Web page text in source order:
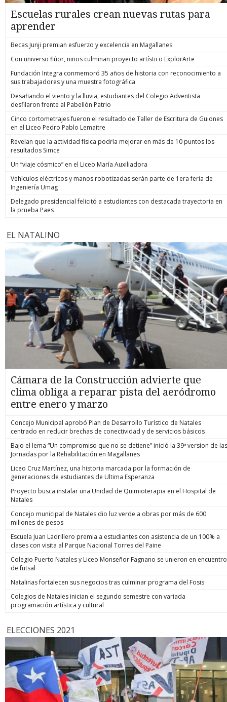
Escuelas rurales crean nuevas rutas para
aprender
Becas Junji premian esfuerzo y excelencia en Magallanes
Con universo flúor, niños culminan proyecto artístico ExplorArte
Fundación Integra conmemoró 35 años de historia con reconocimiento a
sus trabajadores y una muestra fotográfica
Desafiando el viento y la lluvia, estudiantes del Colegio Adventista
desfilaron frente al Pabellón Patrio
Cinco cortometrajes fueron el resultado de Taller de Escritura de Guiones
en el Liceo Pedro Pablo Lemaitre
Revelan que la actividad física podría mejorar en más de 10 puntos los
resultados Simce
Un “viaje cósmico” en el Liceo María Auxiliadora
Vehículos eléctricos y manos robotizadas serán parte de 1era feria de
Ingeniería Umag
Delegado presidencial felicitó a estudiantes con destacada trayectoria en
la prueba Paes
EL NATALINO
Cámara de la Construcción advierte que
clima obliga a reparar pista del aeródromo
entre enero y marzo
Concejo Municipal aprobó Plan de Desarrollo Turístico de Natales
centrado en reducir brechas de conectividad y de servicios básicos
Bajo el lema “Un compromiso que no se detiene” inició la 39ª version de las
Jornadas por la Rehabilitación en Magallanes
Liceo Cruz Martínez, una historia marcada por la formación de
generaciones de estudiantes de Ultima Esperanza
Proyecto busca instalar una Unidad de Quimioterapia en el Hospital de
Natales
Concejo municipal de Natales dio luz verde a obras por más de 600
millones de pesos
Escuela Juan Ladrillero premia a estudiantes con asistencia de un 100% a
clases con visita al Parque Nacional Torres del Paine
Colegio Puerto Natales y Liceo Monseñor Fagnano se unieron en encuentro
de futsal
Natalinas fortalecen sus negocios tras culminar programa del Fosis
Colegios de Natales inician el segundo semestre con variada
programación artística y cultural
ELECCIONES 2021